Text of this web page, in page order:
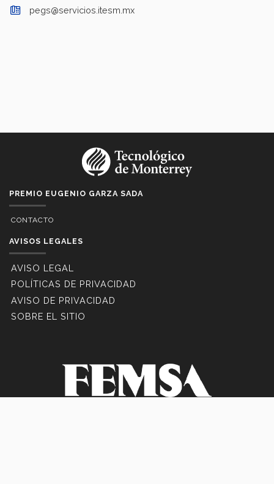
pegs@servicios.itesm.mx
PREMIO EUGENIO GARZA SADA
CONTACTO
AVISOS LEGALES
AVISO LEGAL
POLÍTICAS DE PRIVACIDAD
AVISO DE PRIVACIDAD
SOBRE EL SITIO